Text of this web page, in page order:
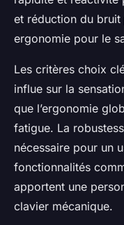
et réduction du
ergonomie pour le
Les critères choix
influe sur la
que l’ergonomie
fatigue. La
nécessaire pour un
fonctionnalités
apportent une
clavier mécanique.